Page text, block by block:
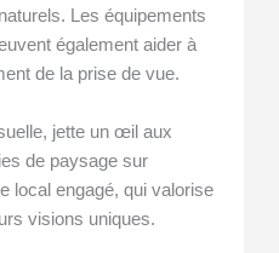
Les équipements
également aider à
de la prise de vue.
jette un œil aux
de paysage sur
local engagé, qui valorise
visions uniques.